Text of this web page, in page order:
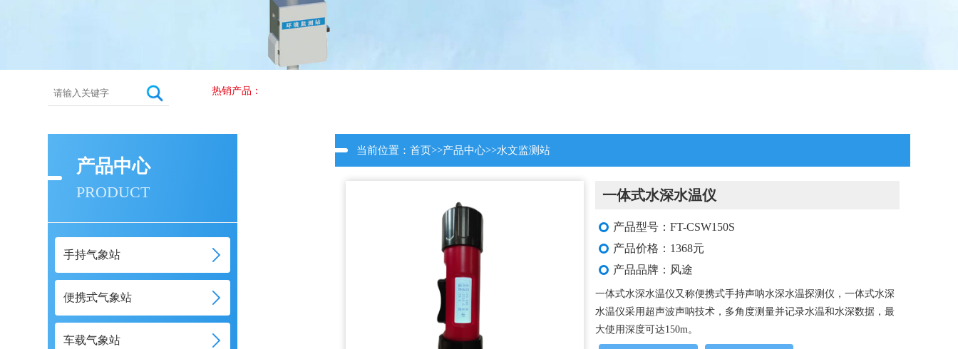
热销产品：
产品中心
PRODUCT
手持气象站
便携式气象站
车载气象站
当前位置：首页>>产品中心>>水文监测站
一体式水深水温仪
产品型号：FT-CSW150S
产品价格：1368元
产品品牌：风途
一体式水深水温仪又称便携式手持声呐水深水温探测仪，一体式水深
水温仪采用超声波声呐技术，多角度测量并记录水温和水深数据，最
大使用深度可达150m。